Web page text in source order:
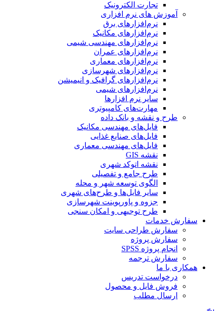
تجارت الکترونیک
آموزش های نرم افزاری
نرم‌افزارهای برق
نرم‌افزارهای مکانیک
نرم‌افزارهای مهندسی شیمی
نرم‌افزارهای عمران
نرم‌افزارهای معماری
نرم‌افزارهای شهرسازی
نرم‌افزارهای گرافیک و انیمیشن
نرم‌افزارهای شیمی
سایر نرم افزارها
مهارت‌های کامپیوتری
طرح و نقشه و بانک داده
فایل‌های مهندسی مکانیک
فایل‌های صنایع غذایی
فایل‌های مهندسی معماری
نقشه GIS
نقشه اتوکد شهری
طرح جامع و تفصیلی
الگوی توسعه شهر و محله
سایر فایل‌ها و طرح‌های شهری
جزوه و پاورپوینت شهرسازی
طرح توجیهی و امکان سنجی
سفارش خدمات
سفارش طراحی سایت
سفارش پروژه
انجام پروژه SPSS
سفارش ترجمه
همکاری با ما
درخواست تدریس
فروش فایل و محصول
ارسال مطلب